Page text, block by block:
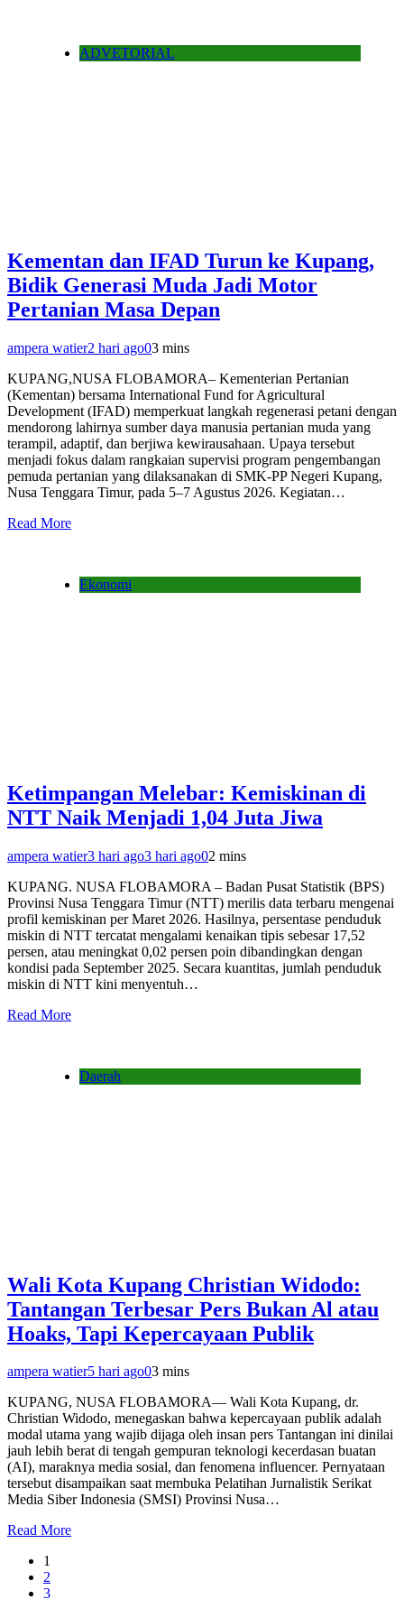
ADVETORIAL
Kementan dan IFAD Turun ke Kupang,
Bidik Generasi Muda Jadi Motor
Pertanian Masa Depan
ampera watier2 hari ago03 mins
KUPANG,NUSA FLOBAMORA– Kementerian Pertanian
(Kementan) bersama International Fund for Agricultural
Development (IFAD) memperkuat langkah regenerasi petani dengan
mendorong lahirnya sumber daya manusia pertanian muda yang
terampil, adaptif, dan berjiwa kewirausahaan. Upaya tersebut
menjadi fokus dalam rangkaian supervisi program pengembangan
pemuda pertanian yang dilaksanakan di SMK-PP Negeri Kupang,
Nusa Tenggara Timur, pada 5–7 Agustus 2026. Kegiatan…
Read More
Ekonomi
Ketimpangan Melebar: Kemiskinan di
NTT Naik Menjadi 1,04 Juta Jiwa
ampera watier3 hari ago3 hari ago02 mins
KUPANG. NUSA FLOBAMORA – Badan Pusat Statistik (BPS)
Provinsi Nusa Tenggara Timur (NTT) merilis data terbaru mengenai
profil kemiskinan per Maret 2026. Hasilnya, persentase penduduk
miskin di NTT tercatat mengalami kenaikan tipis sebesar 17,52
persen, atau meningkat 0,02 persen poin dibandingkan dengan
kondisi pada September 2025. Secara kuantitas, jumlah penduduk
miskin di NTT kini menyentuh…
Read More
Daerah
Wali Kota Kupang Christian Widodo:
Tantangan Terbesar Pers Bukan Al atau
Hoaks, Tapi Kepercayaan Publik
ampera watier5 hari ago03 mins
KUPANG, NUSA FLOBAMORA— Wali Kota Kupang, dr.
Christian Widodo, menegaskan bahwa kepercayaan publik adalah
modal utama yang wajib dijaga oleh insan pers Tantangan ini dinilai
jauh lebih berat di tengah gempuran teknologi kecerdasan buatan
(AI), maraknya media sosial, dan fenomena influencer. Pernyataan
tersebut disampaikan saat membuka Pelatihan Jurnalistik Serikat
Media Siber Indonesia (SMSI) Provinsi Nusa…
Read More
1
2
3